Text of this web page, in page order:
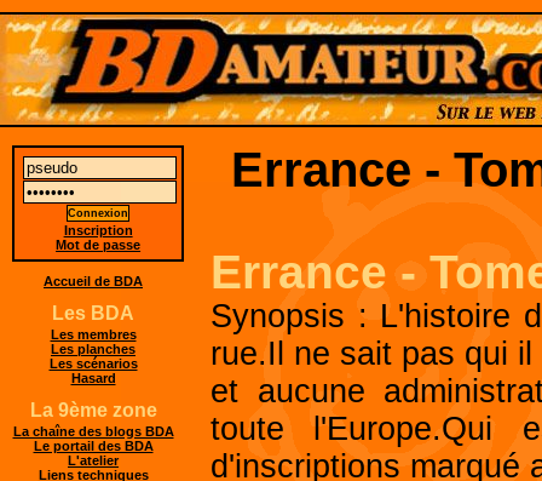
Errance -
Errance -
Synopsis : L'histoire
rue.Il ne sait pas qui
et aucune
toute l'Europe.Qui
d'inscriptions marqué
Inscription
Mot de passe
Accueil de BDA
Les BDA
Les membres
Les planches
Les scénarios
Hasard
La 9ème zone
La chaîne des blogs BDA
Le portail des BDA
L'atelier
Liens techniques